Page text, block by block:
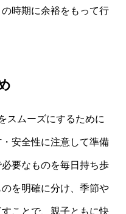
時期に余裕をもって行
スムーズにするために
安全性に注意して準備
要なものを毎日持ち歩
を明確に分け、季節や
ことで、親子ともに快